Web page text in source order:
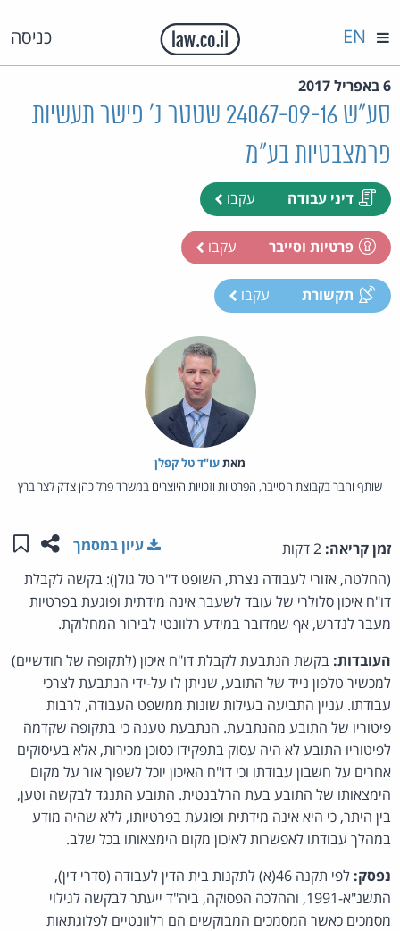
כניסה EN
6 באפריל 2017
סע"ש 24067-09-16 שטטר נ' פישר תעשיות
פרמצבטיות בע"מ
דיני עבודה עקבו
פרטיות וסייבר עקבו
תקשורת עקבו
מאת‏עו"ד טל קפלן
שותף וחבר בקבוצת הסייבר, הפרטיות וזכויות היוצרים במשרד פרל כהן צדק לצר ברץ
זמן קריאה: שתפו
עיון במסמך
(החלטה, אזורי לעבודה נצרת, השופט ד"ר טל גולן): בקשה לקבלת
דו"ח איכון סלולרי של עובד לשעבר אינה מידתית ופוגעת בפרטיות
מעבר לנדרש, אף שמדובר במידע רלוונטי לבירור המחלוקת.
העובדות: בקשת הנתבעת לקבלת דו"ח איכון (לתקופה של חודשיים)
למכשיר טלפון נייד של התובע, שניתן לו על-ידי הנתבעת לצרכי
עבודתו. עניין התביעה בעילות שונות ממשפט העבודה, לרבות
פיטוריו של התובע מהנתבעת. הנתבעת טענה כי בתקופה שקדמה
לפיטוריו התובע לא היה עסוק בתפקידו כסוכן מכירות, אלא בעיסוקים
אחרים על חשבון עבודתו וכי דו"ח האיכון יוכל לשפוך אור על מקום
הימצאותו של התובע בעת הרלבנטית. התובע התנגד לבקשה וטען,
בין היתר, כי היא אינה מידתית ופוגעת בפרטיותו, ללא שהיה מודע
במהלך עבודתו לאפשרות לאיכון מקום הימצאותו בכל שלב.
נפסק:
לפי תקנה 46(א) לתקנות בית הדין לעבודה (סדרי דין),
התשנ"א-1991, וההלכה הפסוקה, ביה"ד ייעתר לבקשה לגילוי
מסמכים כאשר המסמכים המבוקשים הם רלוונטיים לפלוגתאות